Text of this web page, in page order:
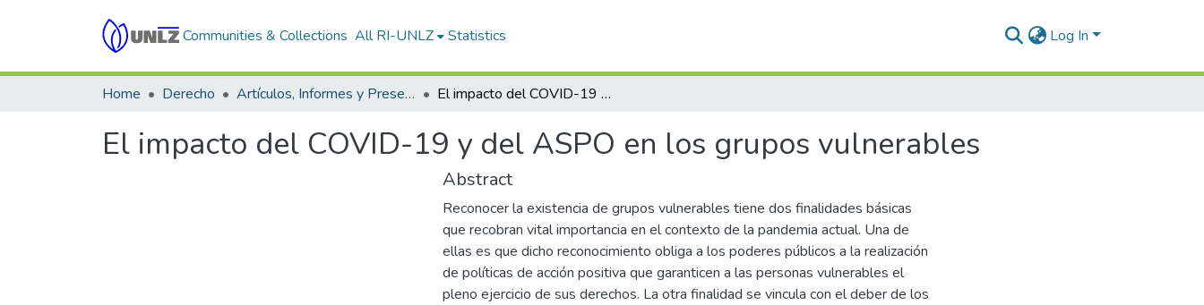
Communities & Collections All RI-UNLZ Statistics Log In
Home Derecho Artículos, Informes y Presentaciones en Congresos El impacto del COVID-19 y del ASPO en los grupos vulnerables
El impacto del COVID-19 y del ASPO en los grupos vulnerables
Abstract
Reconocer la existencia de grupos vulnerables tiene dos finalidades básicas
que recobran vital importancia en el contexto de la pandemia actual. Una de
ellas es que dicho reconocimiento obliga a los poderes públicos a la realización
de políticas de acción positiva que garanticen a las personas vulnerables el
pleno ejercicio de sus derechos. La otra finalidad se vincula con el deber de los